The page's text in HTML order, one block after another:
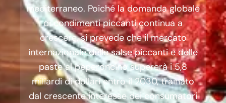
mediterraneo. Poiché la domanda globale
di condimenti piccanti continua a
crescere, si prevede che il mercato
internazionale delle salse piccanti e delle
paste al peperoncino supererà i 5,8
miliardi di dollari entro il 2030, trainato
dal crescente interesse dei consumatori